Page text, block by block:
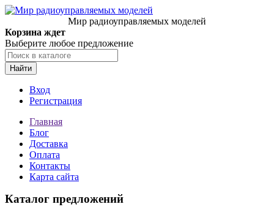
Мир радиоуправляемых моделей
Корзина ждет
Выберите любое предложение
Найти
Вход
Регистрация
Главная
Блог
Доставка
Оплата
Контакты
Карта сайта
Каталог предложений